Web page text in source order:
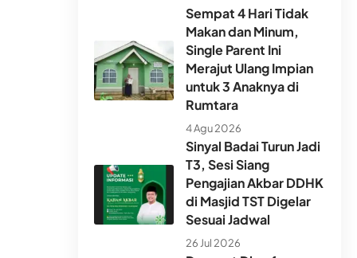
Sempat 4 Hari Tidak
Makan dan Minum,
Single Parent Ini
Merajut Ulang Impian
untuk 3 Anaknya di
Rumtara
4 Agu 2026
Sinyal Badai Turun Jadi
T3, Sesi Siang
Pengajian Akbar DDHK
di Masjid TST Digelar
Sesuai Jadwal
26 Jul 2026